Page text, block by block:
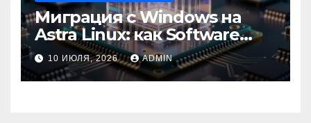
Миграция с Windows на
Astra Linux: как Software
Group успешно перешла на
отечественную ОС
10 ИЮЛЯ, 2026 ADMIN